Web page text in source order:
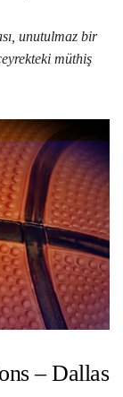
unutulmaz bir
müthiş
– Dallas